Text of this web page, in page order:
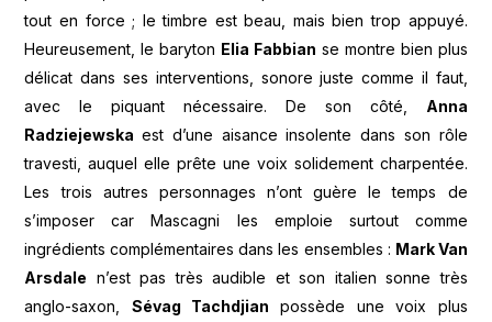
tout en force ; le timbre est beau, mais bien trop appuyé.
Heureusement, le baryton Elia Fabbian se montre bien plus
délicat dans ses interventions, sonore juste comme il faut,
avec le piquant nécessaire. De son côté, Anna
Radziejewskaest d’une aisance insolente dans son rôle
travesti, auquel elle prête une voix solidement charpentée.
Les trois autres personnages n’ont guère le temps de
s’imposer car Mascagni les emploie surtout comme
ingrédients complémentaires dans les ensembles : Mark Van
Arsdale n’est pas très audible et son italien sonne très
anglo-saxon, Sévag Tachdjianpossède une voix plus